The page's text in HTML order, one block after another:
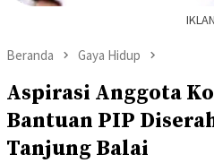
IKLAN
Beranda Gaya Hidup
Aspirasi Anggota
Bantuan PIP
Tanjung Balai